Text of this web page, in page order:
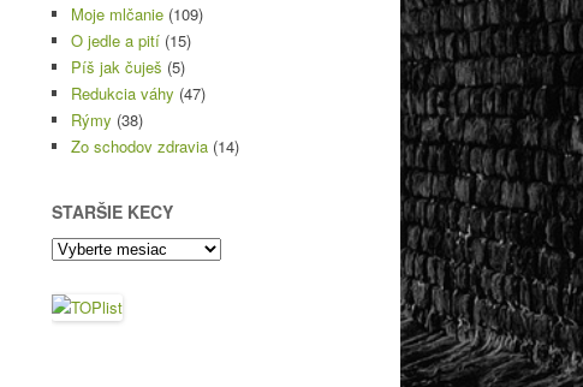
Moje mlčanie (109)
O jedle a pití (15)
Píš jak čuješ (5)
Redukcia váhy (47)
Rýmy (38)
Zo schodov zdravia (14)
STARŠIE KECY
Staršie
kecy